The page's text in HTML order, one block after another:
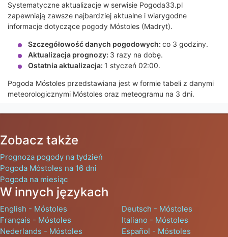
Systematyczne aktualizacje w serwisie Pogoda33.pl
zapewniają zawsze najbardziej aktualne i wiarygodne
informacje dotyczące pogody Móstoles (Madryt).
Szczegółowość danych pogodowych: co 3 godziny.
Aktualizacja prognozy: 3 razy na dobę.
Ostatnia aktualizacja: 1 styczeń 02:00.
Pogoda Móstoles przedstawiana jest w formie tabeli z danymi
meteorologicznymi Móstoles oraz meteogramu na 3 dni.
Zobacz także
Prognoza pogody na tydzień
Pogoda Móstoles na 16 dni
Pogoda na miesiąc
W innych językach
English - Móstoles
Deutsch - Móstoles
Français - Móstoles
Italiano - Móstoles
Nederlands - Móstoles
Español - Móstoles